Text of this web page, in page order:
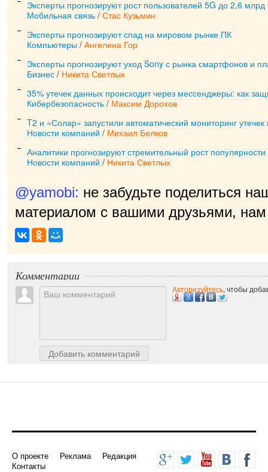
Эксперты прогнозируют рост пользователей 5G до 2,6 млрд
Мобильная связь / Стас Кузьмин
Эксперты прогнозируют спад на мировом рынке ПК
Компьютеры / Ангелина Гор
Эксперты прогнозируют уход Sony с рынка смартфонов и
Бизнес / Никита Светлых
35% утечек данных происходит через мессенджеры: как
Кибербезопасность / Максим Дорохов
T2 и «Солар» запустили автоматический мониторинг
Новости компаний / Михаил Белков
Аналитики прогнозируют стремительный рост
Новости компаний / Никита Светлых
@yamobi: не забудьте поделиться
материалом с вашими друзьями, нам
Комментарии
Добавить комментарий
Авторизуйтесь, чтобы
О проекте Реклама
Редакция
Контакты